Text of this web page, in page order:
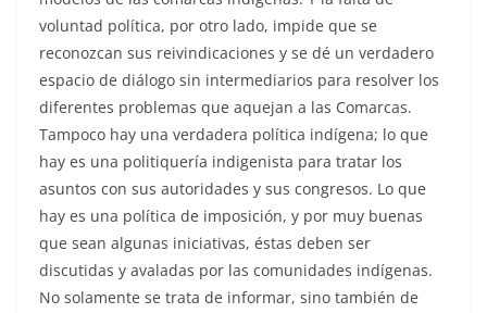
voluntad política, por otro lado, impide que se
reconozcan sus reivindicaciones y se dé un verdadero
espacio de diálogo sin intermediarios para resolver los
diferentes problemas que aquejan a las Comarcas.
Tampoco hay una verdadera política indígena; lo que
hay es una politiquería indigenista para tratar los
asuntos con sus autoridades y sus congresos. Lo que
hay es una política de imposición, y por muy buenas
que sean algunas iniciativas, éstas deben ser
discutidas y avaladas por las comunidades indígenas.
No solamente se trata de informar, sino también de